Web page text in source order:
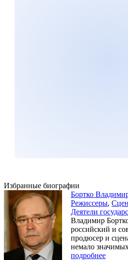
Избранные биографии
Бортко
Режиссеры,
Деятели
Владимир
российский и
продюсер и
немало
подробнее